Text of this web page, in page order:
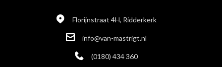
Florijnstraat 4H, Ridderkerk
info@van-mastrigt.nl
(0180) 434 360